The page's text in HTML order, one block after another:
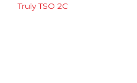
Truly TSO 2C